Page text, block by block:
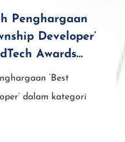
Penghargaan
Developer’
Awards
‘Best
dalam kategori